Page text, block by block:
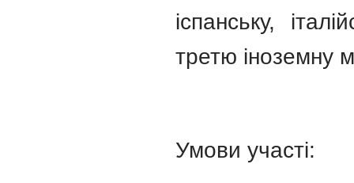
іспанську,
третю іноземну
Умови участі: